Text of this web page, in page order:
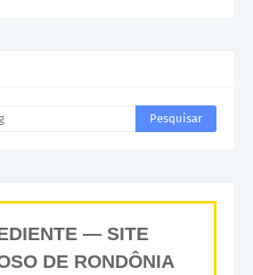
— SITE
DE RONDÔNIA